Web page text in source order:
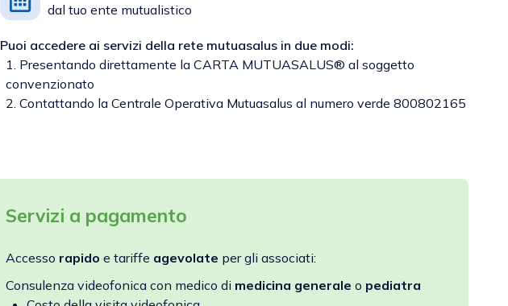
dal tuo ente mutualistico
Puoi accedere ai servizi della rete mutuasalus in due modi:
1. Presentando direttamente la CARTA MUTUASALUS® al soggetto
convenzionato
2. Contattando la Centrale Operativa Mutuasalus al numero verde 800802165
Servizi a pagamento
Accesso rapido e tariffe agevolate per gli associati:
Consulenza videofonica con medico di medicina generale o pediatra